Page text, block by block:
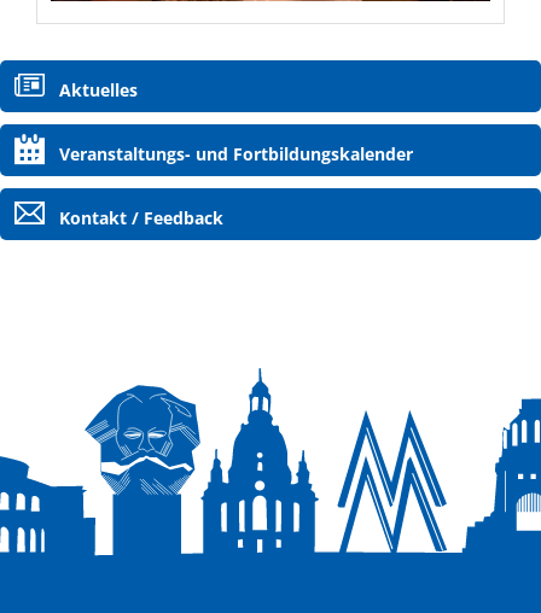
Navigation
überspringen
Aktuelles
Veranstaltungs- und Fortbildungskalender
Kontakt / Feedback